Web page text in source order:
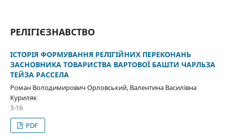
РЕЛІГІЄЗНАВСТВО
ІСТОРІЯ ФОРМУВАННЯ РЕЛІГІЙНИХ ПЕРЕКОНАНЬ
ЗАСНОВНИКА ТОВАРИСТВА ВАРТОВОЇ БАШТИ ЧАРЛЬЗА
ТЕЙЗА РАССЕЛА
Роман Володимирович Орловський, Валентина Василівна
Куриляк
3-16
PDF